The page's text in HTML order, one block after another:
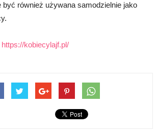
być również używana samodzielnie jako
https://kobiecylajf.pl/